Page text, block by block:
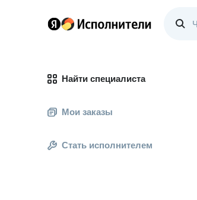
Найти специалиста
Мои заказы
Стать исполнителем